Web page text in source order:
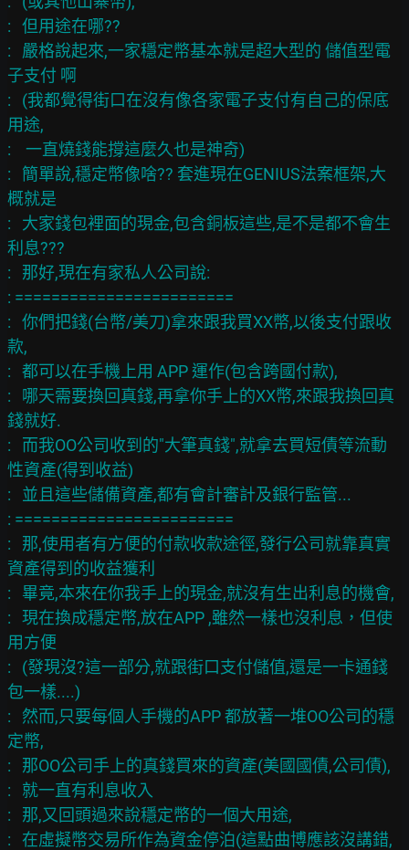
:   但用途在哪??
:   嚴格說起來,一家穩定幣基本就是超大型的 儲值型電
子支付 啊
:   (我都覺得街口在沒有像各家電子支付有自己的保底
用途,
:    一直燒錢能撐這麼久也是神奇)
:   簡單說,穩定幣像啥?? 套進現在GENIUS法案框架,大
概就是
:   大家錢包裡面的現金,包含銅板這些,是不是都不會生
利息???
:   那好,現在有家私人公司說:
: ========================
:   你們把錢(台幣/美刀)拿來跟我買XX幣,以後支付跟收
款,
:   都可以在手機上用 APP 運作(包含跨國付款),
:   哪天需要換回真錢,再拿你手上的XX幣,來跟我換回真
錢就好.
:   而我OO公司收到的"大筆真錢",就拿去買短債等流動
性資產(得到收益)
:   並且這些儲備資產,都有會計審計及銀行監管...
: ========================
:   那,使用者有方便的付款收款途徑,發行公司就靠真實
資產得到的收益獲利
:   畢竟,本來在你我手上的現金,就沒有生出利息的機會,
:   現在換成穩定幣,放在APP ,雖然一樣也沒利息，但使
用方便
:   (發現沒?這一部分,就跟街口支付儲值,還是一卡通錢
包一樣....)
:   然而,只要每個人手機的APP 都放著一堆OO公司的穩
定幣,
:   那OO公司手上的真錢買來的資產(美國國債,公司債),
:   就一直有利息收入
:   那,又回頭過來說穩定幣的一個大用途,
:   在虛擬幣交易所作為資金停泊(這點曲博應該沒講錯,